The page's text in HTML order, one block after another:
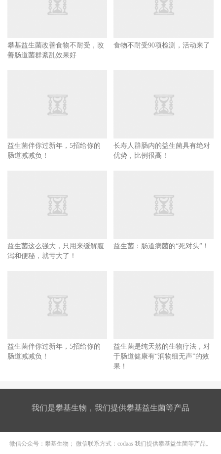
攀基益生菌改善食物不耐受，改
善肠道菌群紊乱效果好
食物不耐受90项检测，活动来了
益生菌伴你过新年，5招给你的
肠道减减负！
长寿人群肠内的益生菌具有绝对
优势，比例很高！
益生菌这么强大，只用来缓解腹
泻和便秘，就亏大了！
益生菌：肠道病菌的“死对头”！
益生菌伴你过新年，5招给你的
肠道减减负！
益生菌是纯天然的生物疗法，对
于肠道健康有“润物细无声”的效
果！
我们是攀基生物，我们提供攀基益生菌等产品
微信公众号：攀基生物； 微信联系方式：codaas 我们提供攀基益生菌等产品。